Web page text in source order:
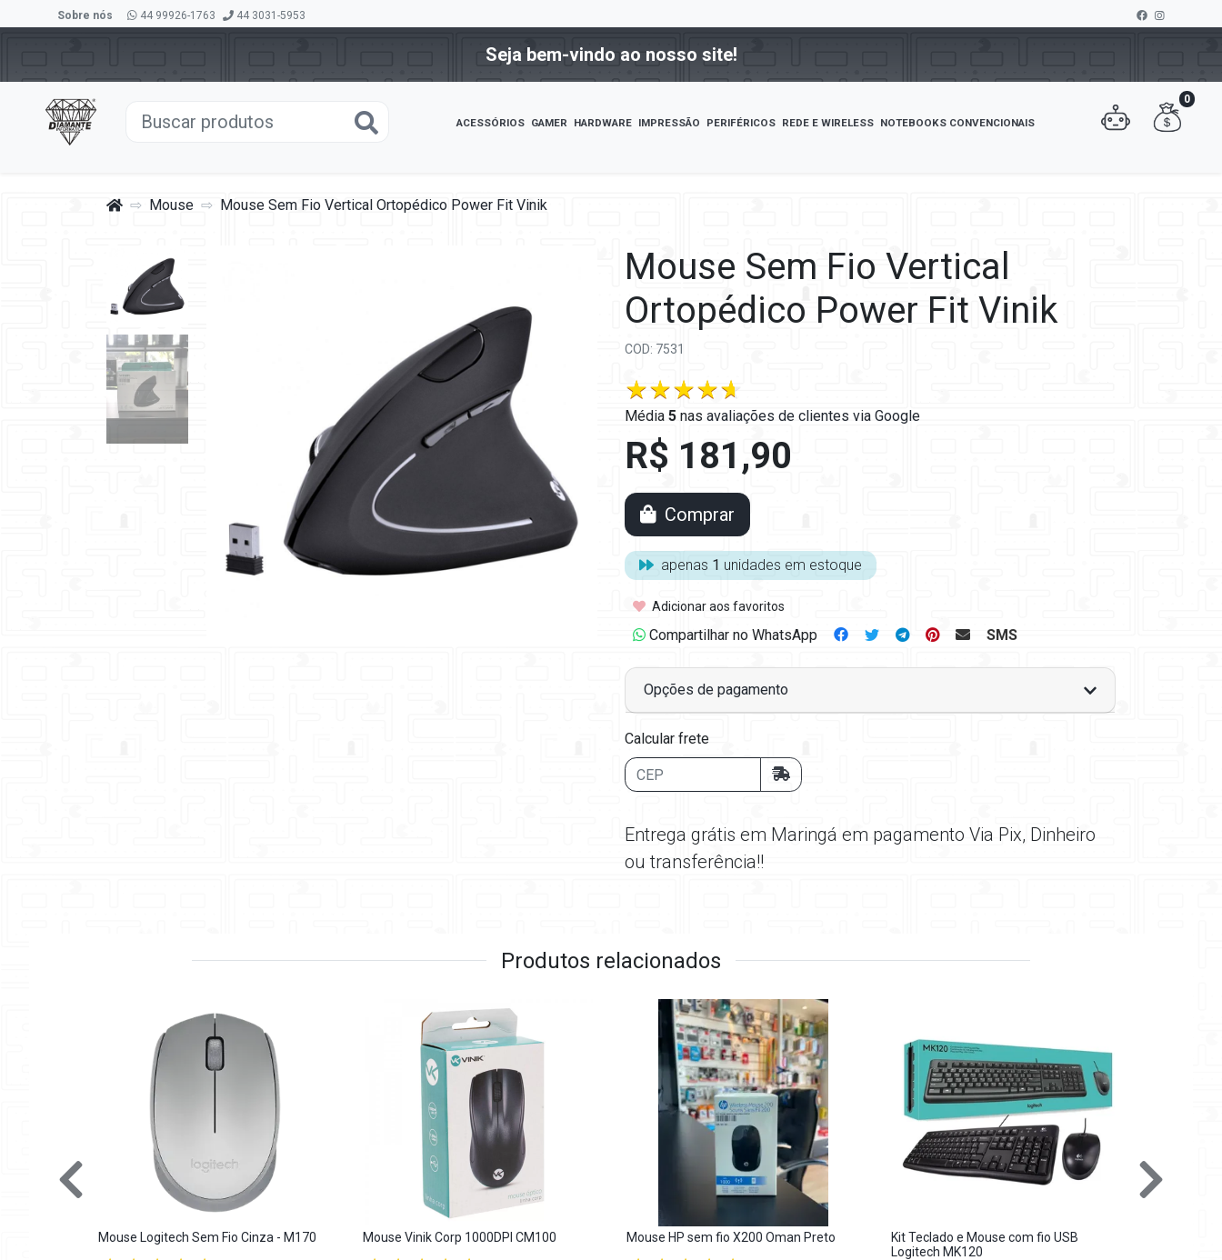
Seja bem-vindo ao nosso site!
Sobre nós 44 99926-1763 44 3031-5953
0
ACESSÓRIOS
GAMER HARDWARE IMPRESSÃO PERIFÉRICOS REDE E WIRELESS NOTEBOOKS CONVENCIONAIS
Mouse Mouse Sem Fio Vertical Ortopédico Power Fit Vinik
Mouse Sem Fio Vertical
Ortopédico Power Fit Vinik
COD: 7531
Média 5 nas avaliações de clientes via Google
R$ 181,90
Comprar
apenas 1 unidades em estoque
Adicionar aos favoritos
Compartilhar no WhatsApp SMS
Opções de pagamento
Calcular frete
Entrega grátis em Maringá em pagamento Via Pix, Dinheiro
ou transferência!!
Produtos relacionados
Mouse Logitech Sem Fio Cinza - M170 Mouse Vinik Corp 1000DPI CM100 Mouse HP sem fio X200 Oman Preto
Kit Teclado e Mouse com fio USB
Logitech MK120